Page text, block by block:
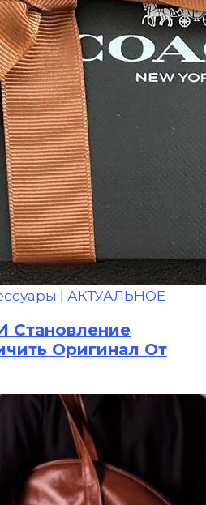
| АКТУАЛЬНОЕ
Становление
Оригинал От